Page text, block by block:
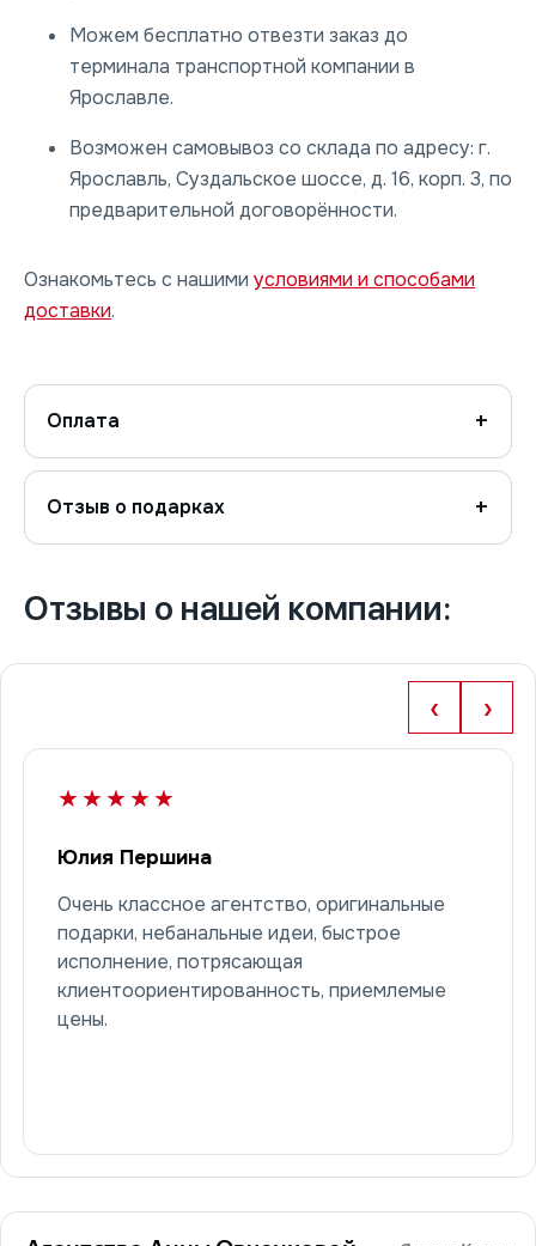
Можем бесплатно отвезти заказ до
терминала транспортной компании в
Ярославле.
Возможен самовывоз со склада по адресу: г.
Ярославль, Суздальское шоссе, д. 16, корп. 3, по
предварительной договорённости.
Ознакомьтесь с нашими условиями и способами
доставки.
Оплата
Отзыв о подарках
Отзывы о нашей компании:
‹ ›
★★★★★
Юлия Першина
Очень классное агентство, оригинальные
подарки, небанальные идеи, быстрое
исполнение, потрясающая
клиентоориентированность, приемлемые
цены.